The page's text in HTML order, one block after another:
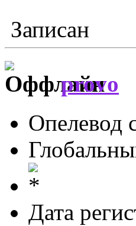
Записан
provo
Опелевод
Дата